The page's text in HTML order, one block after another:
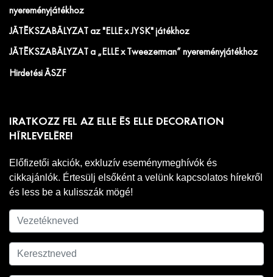
nyereményjátékhoz
JÁTÉKSZABÁLYZAT az "ELLE x JYSK" játékhoz
JÁTÉKSZABÁLYZAT a „ELLE x Tweezerman” nyereményjátékhoz
Hirdetési ÁSZF
IRATKOZZ FEL AZ ELLE ÉS ELLE DECORATION
HÍRLEVELÉRE!
Előfizetői akciók, exkluzív eseménymeghívók és
cikkajánlók. Értesülj elsőként a velünk kapcsolatos hírekről
és less be a kulisszák mögé!